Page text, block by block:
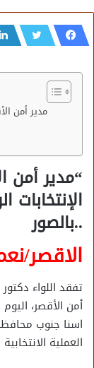
“مدير أمن
..بالصور
الاقصر/
تفقد اللواء
أمن الأقصر، اليوم
اسنا جنوب
العملية